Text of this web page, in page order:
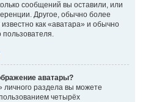
сообщений вы оставили, или
Другое, обычно более
как «аватара» и обычно
пользователя.
аватары?
личного раздела вы можете
четырёх